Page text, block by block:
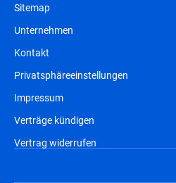
Sitemap
Unternehmen
Kontakt
Privatsphäreeinstellungen
Impressum
Verträge kündigen
Vertrag widerrufen